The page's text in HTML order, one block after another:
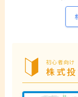
初心者向け
株式投